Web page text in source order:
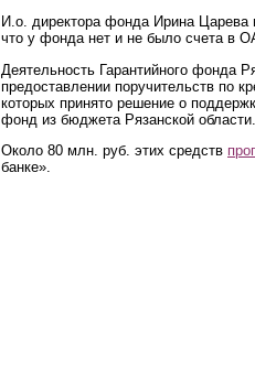
И.о. директора фонда Ирина Царева
что у фонда нет и не было счета в
Деятельность Гарантийного фонда
предоставлении поручительств по
которых принято решение о
фонд из бюджета Рязанской области.
Около 80 млн. руб. этих средств
банке».